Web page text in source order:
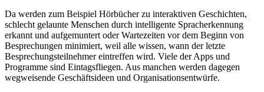
Da werden zum Beispiel Hörbücher zu interaktiven Geschichten,
schlecht gelaunte Menschen durch intelligente Spracherkennung
erkannt und aufgemuntert oder Wartezeiten vor dem Beginn von
Besprechungen minimiert, weil alle wissen, wann der letzte
Besprechungsteilnehmer eintreffen wird. Viele der Apps und
Programme sind Eintagsfliegen. Aus manchen werden dagegen
wegweisende Geschäftsideen und Organisationsentwürfe.